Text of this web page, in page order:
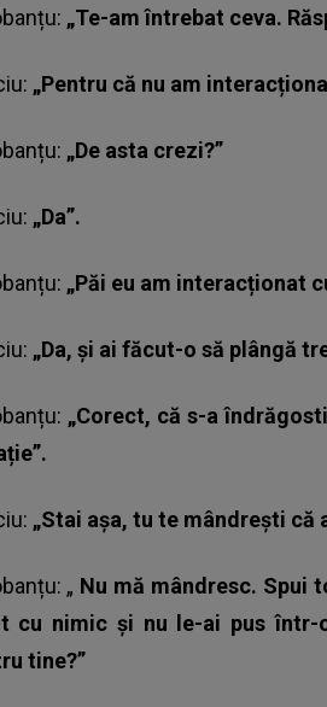
„Te-am întrebat ceva.
„Pentru că nu am
„De asta crezi?”
„Da”.
„Păi eu am interacționat
„Da, și ai făcut-o să plângă
„Corect, că s-a
„Stai așa, tu te mândrești că
„ Nu mă mândresc. Spui
cu nimic și nu le-ai pus
tine?”